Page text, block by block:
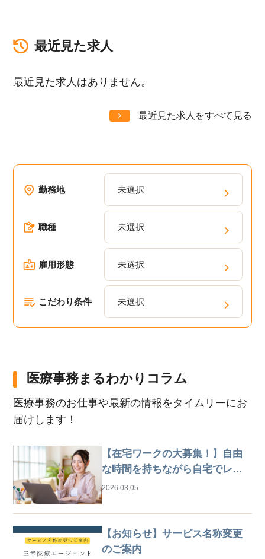
最近見た求人
最近見た求人はありません。
最近見た求人をすべて見る
勤務地 未選択
職種 未選択
雇用形態 未選択
こだわり条件 未選択
医療事務まるわかりコラム
医療事務のお仕事や最新の情報をタイムリーにお
届けします！
【在宅ワークの大募集！】自由
な時間を持ちながら自宅でレセ
プト業務
2026.03.05
【お知らせ】サービス名称変更
のご案内